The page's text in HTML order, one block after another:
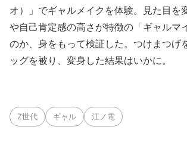
オ）」でギャルメイクを体験。見た目を
や自己肯定感の高さが特徴の「ギャルマ
のか、身をもって検証した。つけまつげ
ッグを被り、変身した結果はいかに。
Z世代 ギャル 江ノ電